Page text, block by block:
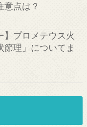
点は？
】プロメテウス火
理」についてま